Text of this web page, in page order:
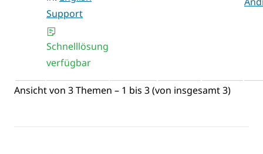
Support
Schnelllösung
verfügbar
Ansicht von 3 Themen – 1 bis 3 (von insgesamt 3)